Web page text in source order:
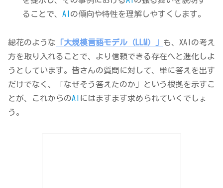
ることで、AI の傾向や特性を理解しやすくします。
総花のような 「大規模言語モデル（LLM）」 も、XAIの考え
方を取り入れることで、より信頼できる存在へと進化しよ
うとしています。皆さんの質問に対して、単に答えを出す
だけでなく、「なぜそう答えたのか」という根拠を示すこ
とが、これからのAI
にはますます求められていくでしょ
う。